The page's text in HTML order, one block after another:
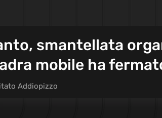
smantellata
mobile ha
Addiopizzo